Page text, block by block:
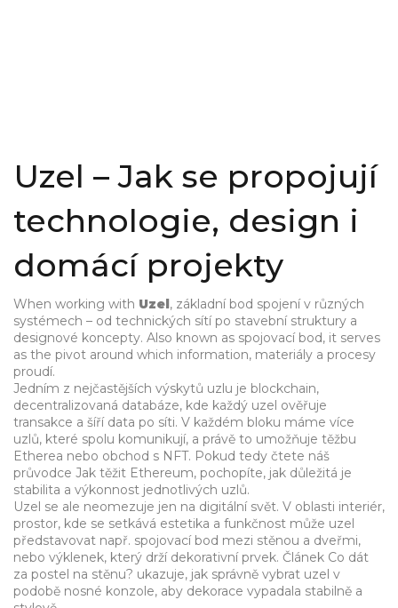
Uzel – Jak se propojují
technologie, design i
domácí projekty
When working with Uzel, základní bod spojení v různých
systémech – od technických sítí po stavební struktury a
designové koncepty. Also known as spojovací bod, it serves
as the pivot around which information, materiály a procesy
proudí.
Jedním z nejčastějších výskytů uzlu je blockchain,
decentralizovaná databáze, kde každý uzel ověřuje
transakce a šíří data po síti. V každém bloku máme více
uzlů, které spolu komunikují, a právě to umožňuje těžbu
Etherea nebo obchod s NFT. Pokud tedy čtete náš
průvodce Jak těžit Ethereum, pochopíte, jak důležitá je
stabilita a výkonnost jednotlivých uzlů.
Uzel se ale neomezuje jen na digitální svět. V oblasti interiér,
prostor, kde se setkává estetika a funkčnost může uzel
představovat např. spojovací bod mezi stěnou a dveřmi,
nebo výklenek, který drží dekorativní prvek. Článek Co dát
za postel na stěnu? ukazuje, jak správně vybrat uzel v
podobě nosné konzole, aby dekorace vypadala stabilně a